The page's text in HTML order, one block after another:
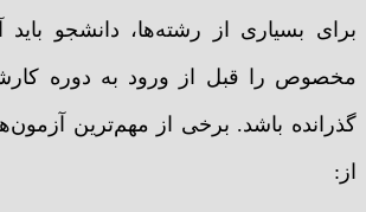
برای بسیاری از رشته‌ها، دانشجو
مخصوص را قبل از ورود به دوره
گذرانده باشد. برخی از مهم‌ترین
از: